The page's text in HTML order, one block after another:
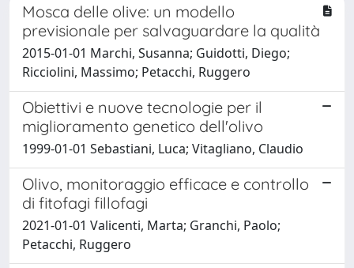
Mosca delle olive: un modello
previsionale per salvaguardare la qualità
2015-01-01 Marchi, Susanna; Guidotti, Diego;
Ricciolini, Massimo; Petacchi, Ruggero
Obiettivi e nuove tecnologie per il
miglioramento genetico dell'olivo
1999-01-01 Sebastiani, Luca; Vitagliano, Claudio
Olivo, monitoraggio efficace e controllo
di fitofagi fillofagi
2021-01-01 Valicenti, Marta; Granchi, Paolo;
Petacchi, Ruggero